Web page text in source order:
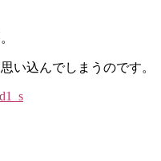
い込んでしまうのです。